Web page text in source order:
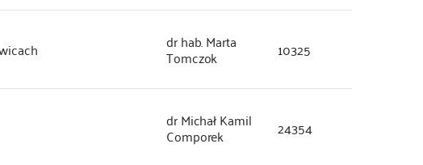
dr hab. Marta
Tomczok 10325
dr Michał Kamil
Comporek 24354